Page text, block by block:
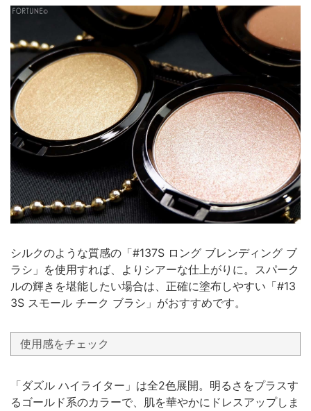
シルクのような質感の「#137S ロング ブレンディング ブ
ラシ」を使用すれば、よりシアーな仕上がりに。スパーク
ルの輝きを堪能したい場合は、正確に塗布しやすい「#13
3S スモール チーク ブラシ」がおすすめです。
使用感をチェック
「ダズル ハイライター」は全2色展開。明るさをプラスす
るゴールド系のカラーで、肌を華やかにドレスアップしま